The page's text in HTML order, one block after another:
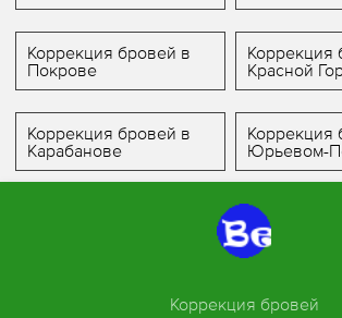
Коррекция бровей в
Покрове
Коррекция
Красной
Коррекция бровей в
Карабанове
Коррекция
Юрьевом-
Коррекция бровей